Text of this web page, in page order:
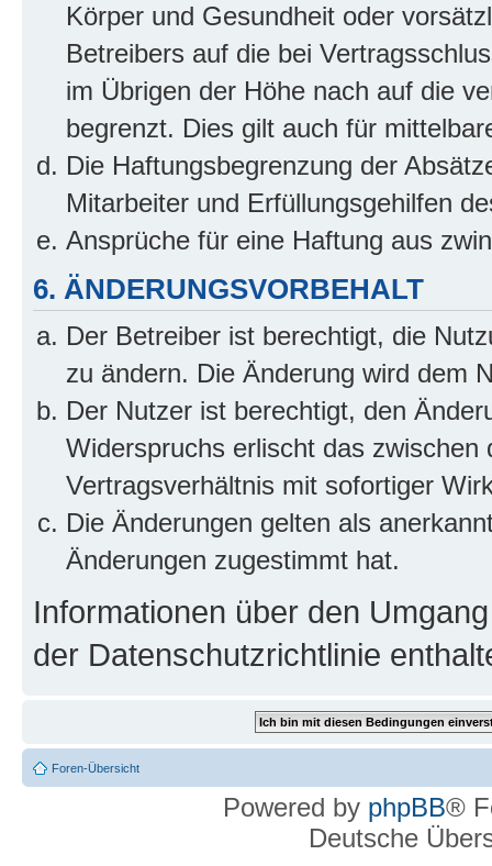
Körper und Gesundheit oder
Betreibers auf die bei
im Übrigen der Höhe nach auf die
begrenzt. Dies gilt auch für
Die Haftungsbegrenzung der
Mitarbeiter und Erfüllungsgehilfen
Ansprüche für eine Haftung aus
6. ÄNDERUNGSVORBEHALT
Der Betreiber ist berechtigt, die
zu ändern. Die Änderung wird dem
Der Nutzer ist berechtigt, den
Widerspruchs erlischt das
Vertragsverhältnis mit sofortiger
Die Änderungen gelten als
Änderungen zugestimmt hat.
Informationen über den
der Datenschutzrichtlinie
Foren-Übersicht
Powered by phpBB®
Deutsche